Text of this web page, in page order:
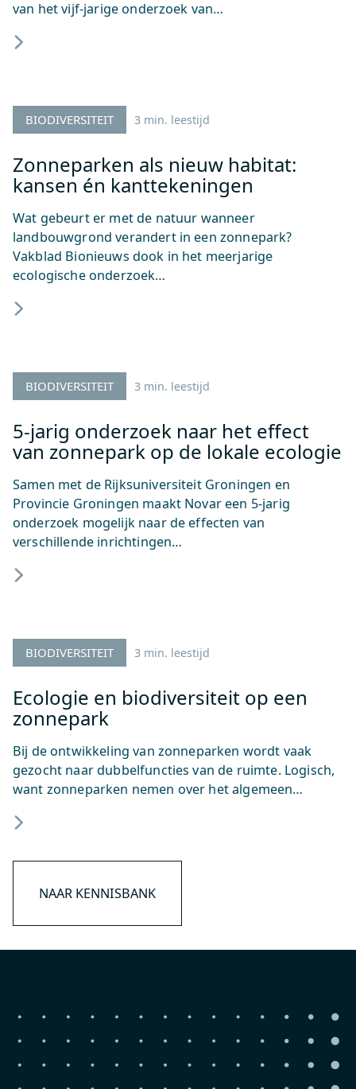
van het vijf-jarige onderzoek van…
BIODIVERSITEIT 3 min. leestijd
Zonneparken als nieuw habitat:
kansen én kanttekeningen
Wat gebeurt er met de natuur wanneer
landbouwgrond verandert in een zonnepark?
Vakblad Bionieuws dook in het meerjarige
ecologische onderzoek…
BIODIVERSITEIT 3 min. leestijd
5-jarig onderzoek naar het effect
van zonnepark op de lokale ecologie
Samen met de Rijksuniversiteit Groningen en
Provincie Groningen maakt Novar een 5-jarig
onderzoek mogelijk naar de effecten van
verschillende inrichtingen…
BIODIVERSITEIT 3 min. leestijd
Ecologie en biodiversiteit op een
zonnepark
Bij de ontwikkeling van zonneparken wordt vaak
gezocht naar dubbelfuncties van de ruimte. Logisch,
want zonneparken nemen over het algemeen…
NAAR KENNISBANK